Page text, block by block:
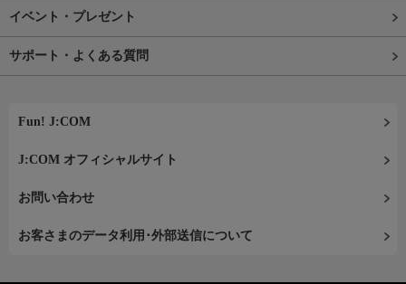
イベント・プレゼント
サポート・よくある質問
Fun! J:COM
J:COM オフィシャルサイト
お問い合わせ
お客さまのデータ利用･外部送信について